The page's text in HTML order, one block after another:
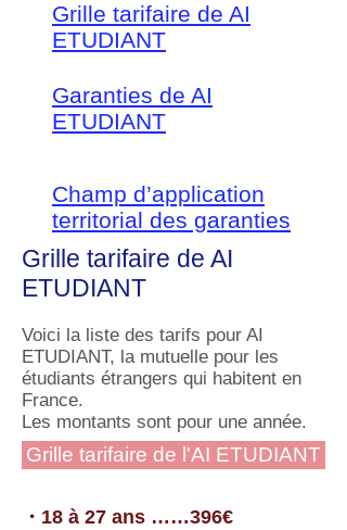
Grille tarifaire de AI
ETUDIANT
Garanties de AI
ETUDIANT
Champ d’application
territorial des garanties
・18 à 27 ans ……396€
Grille tarifaire de l'AI ETUDIANT
Grille tarifaire de AI
ETUDIANT
Voici la liste des tarifs pour AI
ETUDIANT, la mutuelle pour les
étudiants étrangers qui habitent en
France.
Les montants sont pour une année.